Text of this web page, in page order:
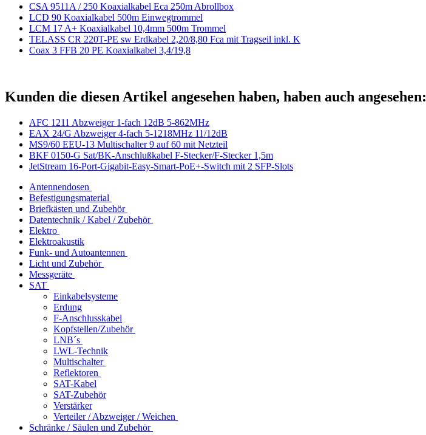
CSA 9511A / 250 Koaxialkabel Eca 250m Abrollbox
LCD 90 Koaxialkabel 500m Einwegtrommel
LCM 17 A+ Koaxialkabel 10,4mm 500m Trommel
TELASS CR 220T-PE sw Erdkabel 2,20/8,80 Fca mit Tragseil inkl. K
Coax 3 FFB 20 PE Koaxialkabel 3,4/19,8
Kunden die diesen Artikel angesehen haben, haben auch angesehen:
AFC 1211 Abzweiger 1-fach 12dB 5-862MHz
EAX 24/G Abzweiger 4-fach 5-1218MHz 11/12dB
MS9/60 EEU-13 Multischalter 9 auf 60 mit Netzteil
BKF 0150-G Sat/BK-Anschlußkabel F-Stecker/F-Stecker 1,5m
JetStream 16-Port-Gigabit-Easy-Smart-PoE+-Switch mit 2 SFP-Slots
Antennendosen
Befestigungsmaterial
Briefkästen und Zubehör
Datentechnik / Kabel / Zubehör
Elektro
Elektroakustik
Funk- und Autoantennen
Licht und Zubehör
Messgeräte
SAT
Einkabelsysteme
Erdung
F-Anschlusskabel
Kopfstellen/Zubehör
LNB´s
LWL-Technik
Multischalter
Reflektoren
SAT-Kabel
SAT-Zubehör
Verstärker
Verteiler / Abzweiger / Weichen
Schränke / Säulen und Zubehör